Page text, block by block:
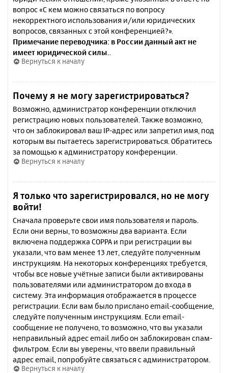
вопрос «С кем можно связаться по вопросу
некорректного использования и/или юридических
вопросов, связанных с этой конференцией?».
Примечание переводчика: в России данный акт не
имеет юридической силы.
Вернуться к началу
Почему я не могу зарегистрироваться?
Возможно, администратор конференции отключил
регистрацию новых пользователей. Также возможно,
что он заблокировал ваш IP-адрес или запретил имя, под
которым вы пытаетесь зарегистрироваться. Обратитесь
за помощью к администратору конференции.
Вернуться к началу
Я только что зарегистрировался, но не могу
войти!
Сначала проверьте свои имя пользователя и пароль.
Если они верны, то возможны два варианта. Если
включена поддержка COPPA и при регистрации вы
указали, что вам менее 13 лет, следуйте полученным
инструкциям. На некоторых конференциях требуется,
чтобы все новые учётные записи были активированы
пользователями или администратором до входа в
систему. Эта информация отображается в процессе
регистрации. Если вам было прислано email-сообщение,
следуйте полученным инструкциям. Если email-
сообщение не получено, то возможно, что вы указали
неправильный адрес email либо он заблокирован спам-
фильтром. Если вы уверены, что ввели правильный
адрес email, попробуйте связаться с администратором.
Вернуться к началу